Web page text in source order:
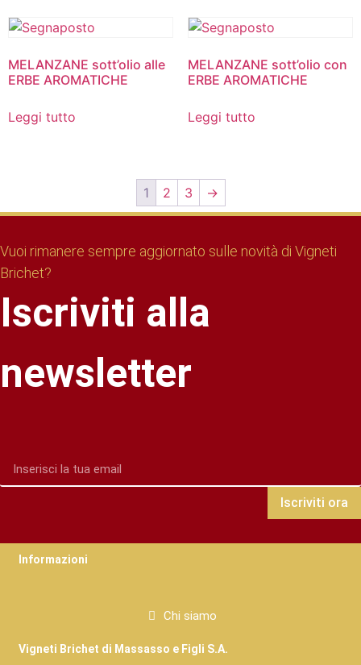
MELANZANE sott’olio alle
ERBE AROMATICHE
Leggi tutto
MELANZANE sott’olio con
ERBE AROMATICHE
Leggi tutto
1 2 3 →
Vuoi rimanere sempre aggiornato sulle novità di Vigneti
Brichet?
Iscriviti alla
newsletter
Iscriviti ora
Vigneti Brichet di Massasso e Figli S.A.
Informazioni
Chi siamo